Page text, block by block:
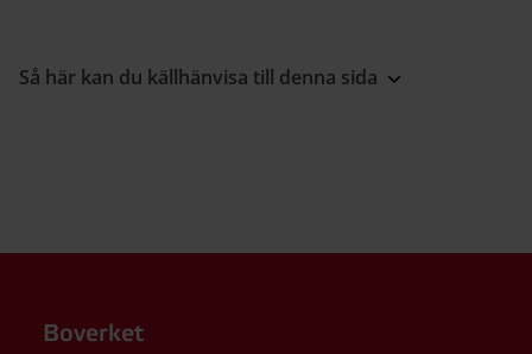
Så här kan du källhänvisa till denna sida
Boverket